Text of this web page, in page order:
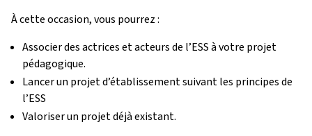
Àcette occasion, vous pourrez :
Associer des actrices et acteurs de l’ESS à votre projet
pédagogique.
Lancer un projet d’établissement suivant les principes de
l’ESS
Valoriser un projet déjà existant.